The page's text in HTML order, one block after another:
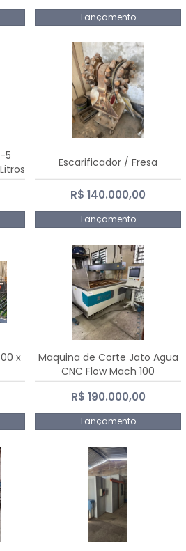
Lançamento
5
Escarificador / Fresa
R$ 140.000,00
Lançamento
x
Maquina de Corte Jato Agua
CNC Flow Mach 100
R$ 190.000,00
Lançamento